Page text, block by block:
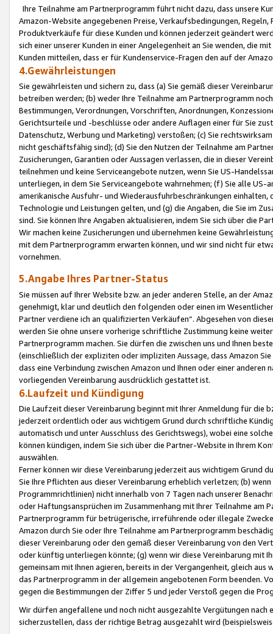
Ihre Teilnahme am Partnerprogramm führt nicht dazu, dass unsere
Amazon-Website angegebenen Preise, Verkaufsbedingungen,
Produktverkäufe für diese Kunden und können jederzeit geändert
sich einer unserer Kunden in einer Angelegenheit an Sie wenden, die
Kunden mitteilen, dass er für Kundenservice-Fragen den auf der
4.Gewährleistungen
Sie gewährleisten und sichern zu, dass (a) Sie gemäß dieser
betreiben werden; (b) weder Ihre Teilnahme am Partnerprogramm
Bestimmungen, Verordnungen, Vorschriften, Anordnungen,
Gerichtsurteile und -beschlüsse oder andere Auflagen einer für Sie
Datenschutz, Werbung und Marketing) verstoßen; (c) Sie
nicht geschäftsfähig sind); (d) Sie den Nutzen der Teilnahme am
Zusicherungen, Garantien oder Aussagen verlassen, die in dieser
teilnehmen und keine Serviceangebote nutzen, wenn Sie US-
unterliegen, in dem Sie Serviceangebote wahrnehmen; (f) Sie alle
amerikanische Ausfuhr- und Wiederausfuhrbeschränkungen
Technologie und Leistungen gelten, und (g) die Angaben, die Sie im
sind. Sie können Ihre Angaben aktualisieren, indem Sie sich über die
Wir machen keine Zusicherungen und übernehmen keine
mit dem Partnerprogramm erwarten können, und wir sind nicht für
vornehmen.
5.Angabe Ihres Partner-Status
Sie müssen auf Ihrer Website bzw. an jeder anderen Stelle, an der
genehmigt, klar und deutlich den folgenden oder einen im
Partner verdiene ich an qualifizierten Verkäufen“. Abgesehen von
werden Sie ohne unsere vorherige schriftliche Zustimmung keine
Partnerprogramm machen. Sie dürfen die zwischen uns und Ihnen
(einschließlich der expliziten oder impliziten Aussage, dass Amazon
dass eine Verbindung zwischen Amazon und Ihnen oder einer
vorliegenden Vereinbarung ausdrücklich gestattet ist.
6.Laufzeit und Kündigung
Die Laufzeit dieser Vereinbarung beginnt mit Ihrer Anmeldung für die
jederzeit ordentlich oder aus wichtigem Grund durch schriftliche
automatisch und unter Ausschluss des Gerichtswegs), wobei eine
können kündigen, indem Sie sich über die Partner-Website in Ihrem
auswählen.
Ferner können wir diese Vereinbarung jederzeit aus wichtigem Grund
Sie Ihre Pflichten aus dieser Vereinbarung erheblich verletzen; (b)
Programmrichtlinien) nicht innerhalb von 7 Tagen nach unserer
oder Haftungsansprüchen im Zusammenhang mit Ihrer Teilnahme am
Partnerprogramm für betrügerische, irreführende oder illegale
Amazon durch Sie oder Ihre Teilnahme am Partnerprogramm
dieser Vereinbarung oder den gemäß dieser Vereinbarung von den
oder künftig unterliegen könnte; (g) wenn wir diese Vereinbarung mit
gemeinsam mit Ihnen agieren, bereits in der Vergangenheit, gleich
das Partnerprogramm in der allgemein angebotenen Form beenden.
gegen die Bestimmungen der Ziffer 5 und jeder Verstoß gegen die
Wir dürfen angefallene und noch nicht ausgezahlte Vergütungen
sicherzustellen, dass der richtige Betrag ausgezahlt wird